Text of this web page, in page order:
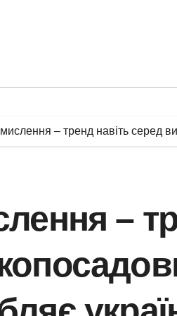
– тренд навіть серед
–